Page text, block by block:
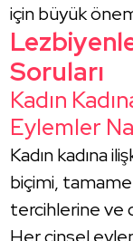
için büyük
Soruları
Kadın
Eylemler
Kadın kadına
biçimi,
tercihlerine ve